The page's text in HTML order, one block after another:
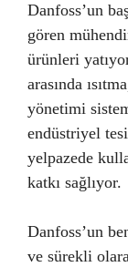
Danfoss’un
gören
ürünleri
arasında
yönetimi
endüstriyel
yelpazede
katkı sağlıyor.
Danfoss’un
ve sürekli